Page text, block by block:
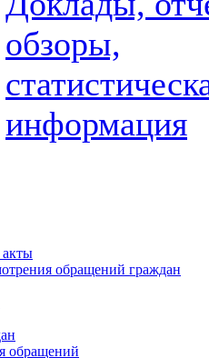
обзоры,
информация
обращений граждан
обращений